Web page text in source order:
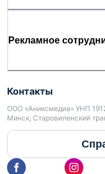
Рекламное
Контакты
ООО «Аниксмедиа» УНП
Минск, Старовиленский